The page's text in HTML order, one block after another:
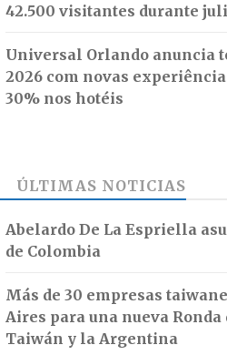
42.500 visitantes durante
Universal Orlando anuncia
2026 com novas
30% nos hotéis
ÚLTIMAS NOTICIAS
Abelardo De La Espriella
de Colombia
Más de 30 empresas
Aires para una nueva
Taiwán y la Argentina